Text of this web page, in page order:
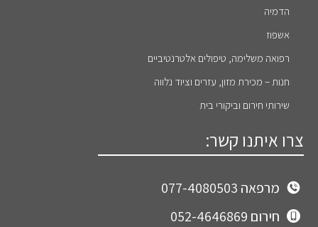
הדמיה
אשפוז
רפואה משלימה, טיפולים אלטרנטיביים
חנות – מכירת מזון, עזרים וציוד נלווה
שירותי חירום וביקורי בית
צרו איתנו קשר:
מרפאה 077-4080503
חירום 052-4646869